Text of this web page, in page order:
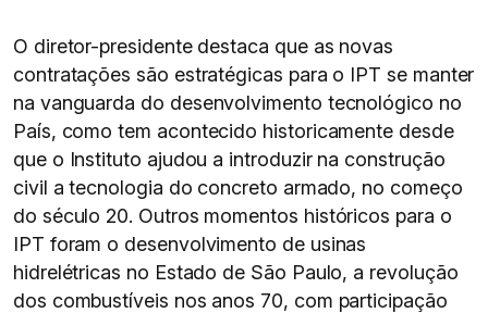
O diretor-presidente destaca que as novas
contratações são estratégicas para o IPT se manter
na vanguarda do desenvolvimento tecnológico no
País, como tem acontecido historicamente desde
que o Instituto ajudou a introduzir na construção
civil a tecnologia do concreto armado, no começo
do século 20. Outros momentos históricos para o
IPT foram o desenvolvimento de usinas
hidrelétricas no Estado de São Paulo, a revolução
dos combustíveis nos anos 70, com participação